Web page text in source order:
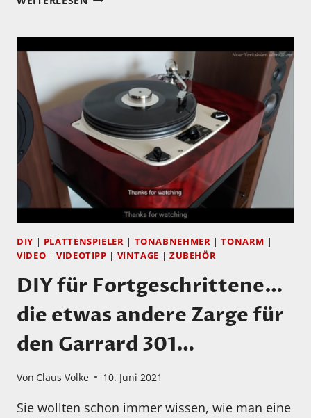
MUSTANG
MM
TONABNEHMER
DEN
MARKT
DIY | PLATTENSPIELER | TONABNEHMER |TONARM |
VIDEO |VIDEOTIPP | VINTAGE | ZUBEHÖR
DIY für Fortgeschrittene…
die etwas andere Zarge für
den Garrard 301…
Von Claus Volke 10. Juni 2021
Sie wollten schon immer wissen, wie man eine